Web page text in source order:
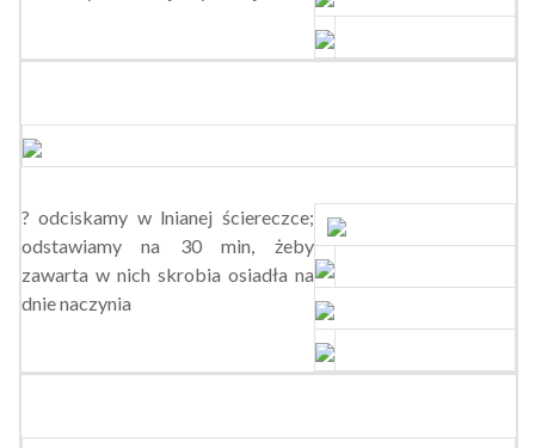
? odciskamy w lnianej ściereczce;
odstawiamy na 30 min, żeby
zawarta w nich skrobia osiadła na
dnie naczynia